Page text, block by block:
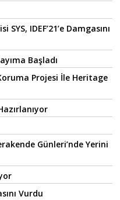
IDEF’21’e Damgasını
Başladı
Projesi İle Heritage
Günleri’nde Yerini
Vurdu